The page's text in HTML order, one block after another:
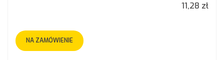
11,28 zł
NA ZAMÓWIENIE